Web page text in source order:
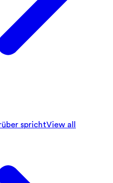
sprichtView all